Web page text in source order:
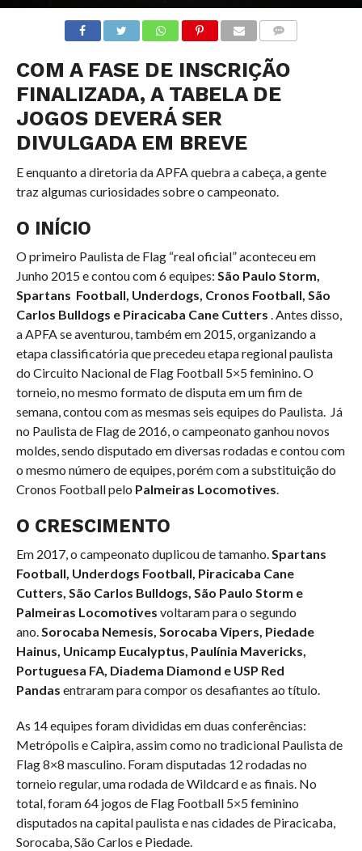
COM A FASE DE INSCRIÇÃO
FINALIZADA, A TABELA DE
JOGOS DEVERÁ SER
DIVULGADA EM BREVE
E enquanto a diretoria da APFA quebra a cabeça, a gente
traz algumas curiosidades sobre o campeonato.
O INÍCIO
O primeiro Paulista de Flag “real oficial” aconteceu em
Junho 2015 e contou com 6 equipes: São Paulo Storm,
Spartans Football, Underdogs, Cronos Football, São
Carlos Bulldogs e Piracicaba Cane Cutters . Antes disso,
a APFA se aventurou, também em 2015, organizando a
etapa classificatória que precedeu etapa regional paulista
do Circuito Nacional de Flag Football 5×5 feminino. O
torneio, no mesmo formato de disputa em um fim de
semana, contou com as mesmas seis equipes do Paulista. Já
no Paulista de Flag de 2016, o campeonato ganhou novos
moldes, sendo disputado em diversas rodadas e contou com
o mesmo número de equipes, porém com a substituição do
Cronos Football pelo Palmeiras Locomotives.
O CRESCIMENTO
Em 2017, o campeonato duplicou de tamanho.Spartans
Football, Underdogs Football, Piracicaba Cane
Cutters, São Carlos Bulldogs, São Paulo Storm e
Palmeiras Locomotives voltaram para o segundo
ano.Sorocaba Nemesis, Sorocaba Vipers, Piedade
Hainus, Unicamp Eucalyptus, Paulínia Mavericks,
Portuguesa FA, Diadema Diamond e USP Red
Pandas entraram para compor os desafiantes ao título.
As 14 equipes foram divididas em duas conferências:
Metrópolis e Caipira, assim como no tradicional Paulista de
Flag 8×8 masculino. Foram disputadas 12 rodadas no
torneio regular, uma rodada de Wildcard e as finais. No
total, foram 64 jogos de Flag Football 5×5 feminino
disputados na capital paulista e nas cidades de Piracicaba,
Sorocaba, São Carlos e Piedade.